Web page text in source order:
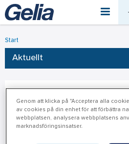
Start
Aktuellt
Aktuellt
Genom att klicka på "Acceptera alla
av cookies på din enhet för att förbättra
webbplatsen, analysera webbplatsens
marknadsföringsinsatser.